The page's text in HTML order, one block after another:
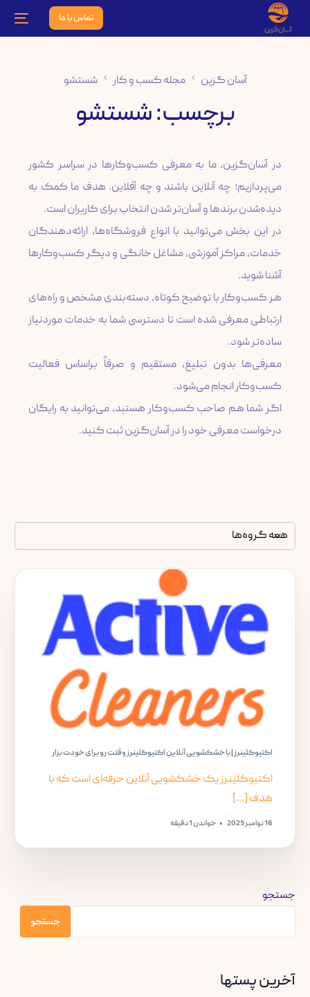
تماس با ما
آسان گزین مجله کسب و کار شستشو
برچسب:شستشو
در آسان‌گزین، ما به معرفی کسب‌وکارها در سراسر کشور
می‌پردازیم؛ چه آنلاین باشند و چه آفلاین. هدف ما کمک به
در این بخش می‌توانید با انواع فروشگاه‌ها، ارائه‌دهندگان
خدمات، مراکز آموزشی، مشاغل خانگی و دیگر کسب‌وکارها
هر کسب‌وکار با توضیح کوتاه، دسته‌بندی مشخص و راه‌های
ارتباطی معرفی شده است تا دسترسی شما به خدمات موردنیاز
معرفی‌ها بدون تبلیغ، مستقیم و صرفاً براساس فعالیت
اگر شما هم صاحب کسب‌وکار هستید، می‌توانید به رایگان
درخواست معرفی خود را در آسان‌گزین ثبت کنید.
اکتیوکلینرز | با خشکشویی آنلاین اکتیوکلینرز وقتت رو برای خودت بزار
اکتیوکلینرز یک خشکشویی آنلاین حرفه‌ای است که با
هدف [...]
16 نوامبر 2025 خواندن 1 دقیقه
جستجو
جستجو
آخرین پستها